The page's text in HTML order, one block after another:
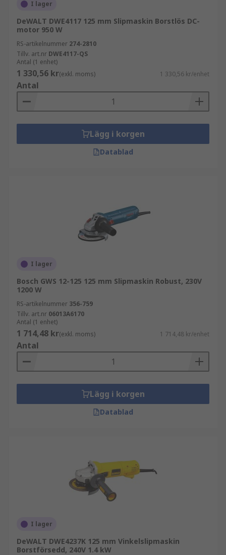
vinkelslipmaskiner.
Rakslipmaskin:Rakslipmaskinerär handhållna
precisionsslipning och polering av mindre ytor
och arbetsstycken
Bänkslipmaskiner
på en piedestal eller en bänk och använder
slipskivor för slipning, skärpning av verktyg,
TryckluftslipmaskinerTryckluftslipmaskinerär
kompakta, lätta slipmaskiner som drivs av
Milwaukee slipmaskiner
I lager
DeWALT DWE4117 125 mm Slipmaskin Borstlös DC-
motor 950 W
RS-artikelnummer 274-2810
Tillv. art.nr DWE4117-QS
Antal (1 enhet)
1 330,56 kr(exkl. moms) 1 330,56 kr/enhet
Antal
Lägg i korgen
Datablad
I lager
Bosch GWS 12-125 125 mm Slipmaskin Robust, 230V
1200 W
RS-artikelnummer 356-759
Tillv. art.nr 06013A6170
Antal (1 enhet)
1 714,48 kr(exkl. moms) 1 714,48 kr/enhet
Antal
Lägg i korgen
Datablad
I lager
DeWALT DWE4237K 125 mm Vinkelslipmaskin
Borstförsedd, 240V 1.4 kW